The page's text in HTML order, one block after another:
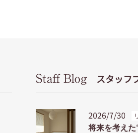
Staff Blog スタッフ
2026/7/30
将来を考えた